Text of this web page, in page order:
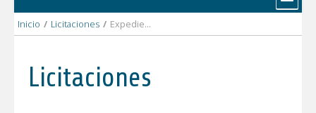
Inicio / Licitaciones / Expediente: CU(SG)-7488
Licitaciones